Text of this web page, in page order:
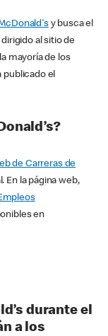
y busca el
al sitio de
mayoría de los
publicado el
de Carreras de
En la página web,
en
durante el
a los